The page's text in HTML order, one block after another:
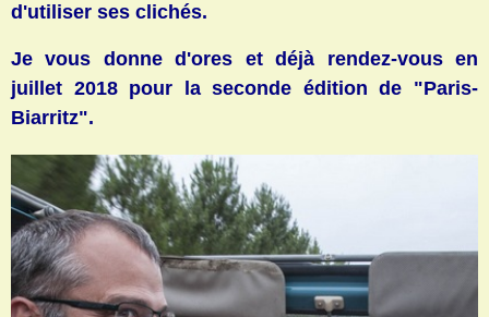
d'utiliser ses clichés.
Je vous donne d'ores et déjà rendez-vous en
juillet 2018 pour la seconde édition de "Paris-
Biarritz".